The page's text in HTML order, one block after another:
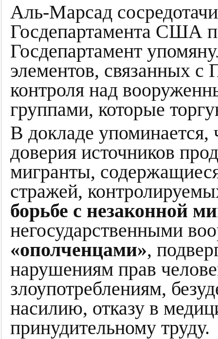
Аль-Марсад
Госдепартамента США
Госдепартамент
элементов, связанных с
контроля над
группами, которые
В докладе
доверия источников
мигранты,
стражей,
борьбе с незаконной
негосударственными
«ополченцами»,
нарушениям прав
злоупотреблениям,
насилию, отказу в
принудительному труду.